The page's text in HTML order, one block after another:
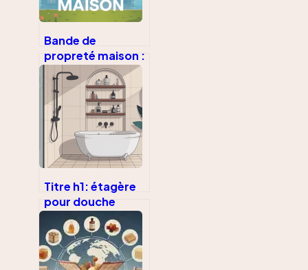
Bande de
propreté maison :
guide complet
pour bien la
concevoir
Titre h1: étagère
pour douche
italienne : idées,
choix et
installation sans
faux pas